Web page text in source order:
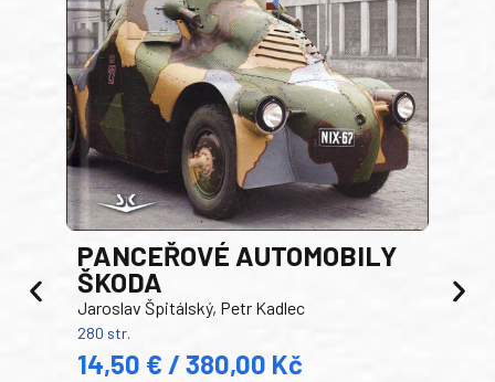
PANCEŘOVÉ AUTOMOBILY
ŠKODA
Jaroslav Špitálský, Petr Kadlec
280 str.
14,50 € / 380,00 Kč